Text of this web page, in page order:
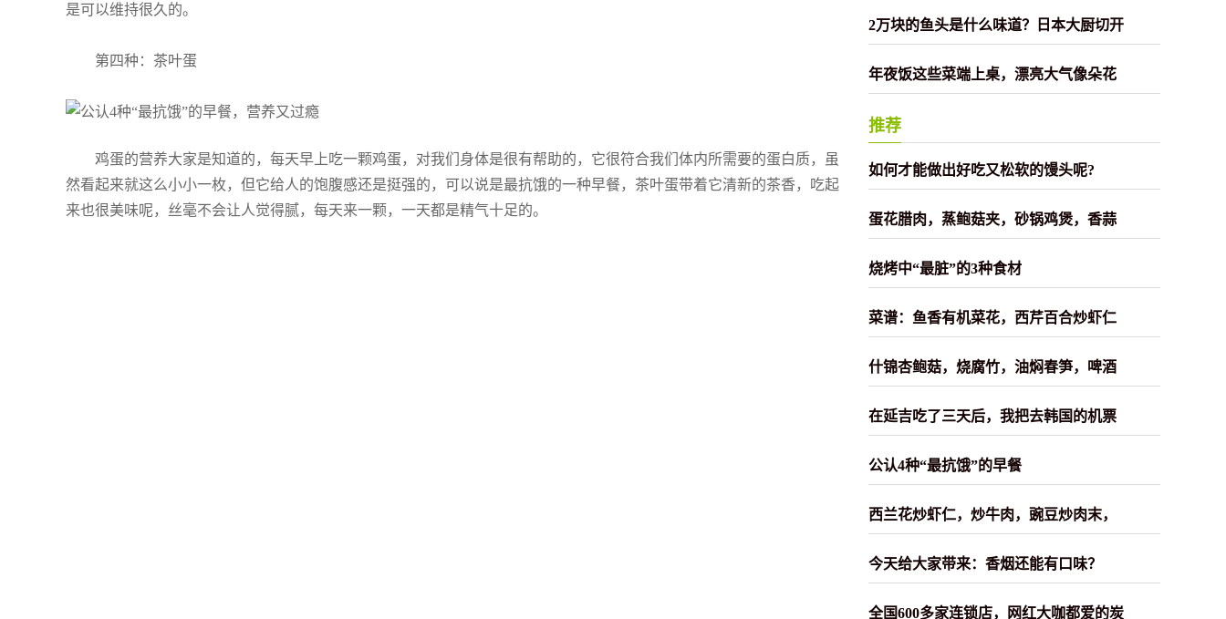
是可以维持很久的。
第四种：茶叶蛋
鸡蛋的营养大家是知道的，每天早上吃一颗鸡蛋，对我们身体是很有帮助的，它很符合我们体内所需要的蛋白质，虽
然看起来就这么小小一枚，但它给人的饱腹感还是挺强的，可以说是最抗饿的一种早餐，茶叶蛋带着它清新的茶香，吃起
来也很美味呢，丝毫不会让人觉得腻，每天来一颗，一天都是精气十足的。
2万块的鱼头是什么味道？日本大厨切开
年夜饭这些菜端上桌，漂亮大气像朵花
推荐
如何才能做出好吃又松软的馒头呢?
蛋花腊肉，蒸鲍菇夹，砂锅鸡煲，香蒜
烧烤中“最脏”的3种食材
菜谱：鱼香有机菜花，西芹百合炒虾仁
什锦杏鲍菇，烧腐竹，油焖春笋，啤酒
在延吉吃了三天后，我把去韩国的机票
公认4种“最抗饿”的早餐
西兰花炒虾仁，炒牛肉，豌豆炒肉末，
今天给大家带来：香烟还能有口味？
全国600多家连锁店，网红大咖都爱的炭